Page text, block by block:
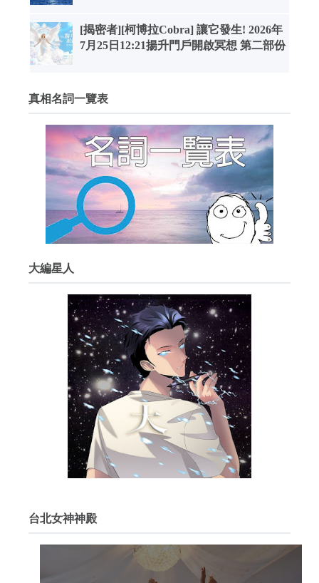
[揭密者][柯博拉Cobra] 讓它發生! 2026年
7月25日12:21揚升門戶開啟冥想 第二部份
真相名詞一覽表
大編星人
台北女神神殿